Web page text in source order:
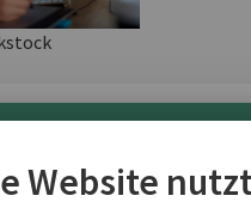
Website